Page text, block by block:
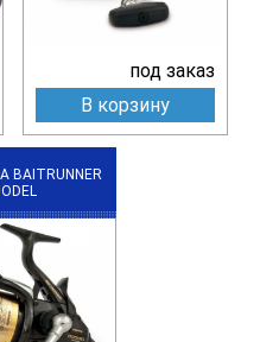
под заказ
В корзину
BAITRUNNER